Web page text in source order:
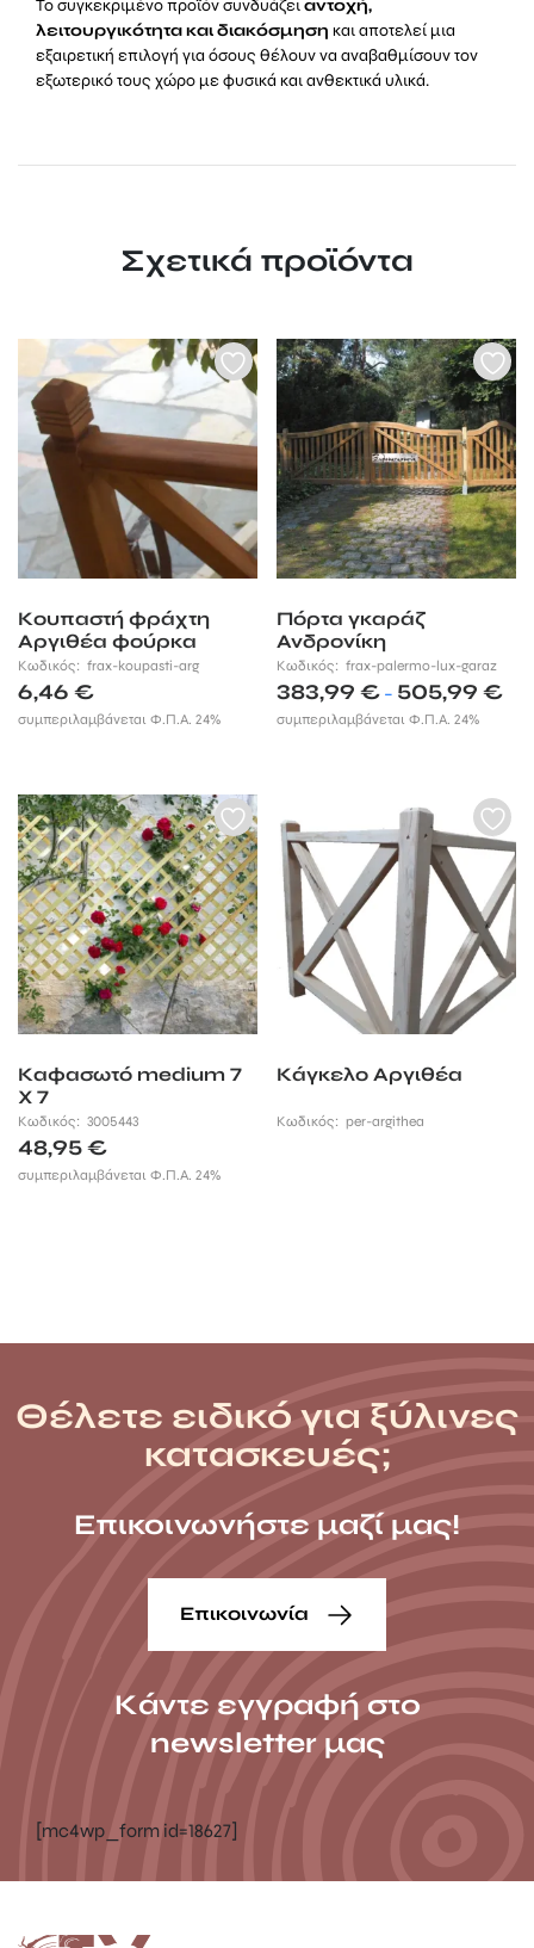
Το συγκεκριμένο προϊόν συνδυάζειαντοχή,
λειτουργικότητα και διακόσμηση και αποτελεί μια
εξαιρετική επιλογή για όσους θέλουν να αναβαθμίσουν τον
εξωτερικό τους χώρο με φυσικά και ανθεκτικά υλικά.
Σχετικά προϊόντα
Κουπαστή φράχτη
Αργιθέα φούρκα
Κωδικός: frax-koupasti-arg
6,46 €
συμπεριλαμβάνεται Φ.Π.Α. 24%
Πόρτα γκαράζ
Ανδρονίκη
Κωδικός:frax-palermo-lux-garaz
383,99€ – 505,99€
συμπεριλαμβάνεται Φ.Π.Α. 24%
Καφασωτό medium 7
X 7
Κωδικός: 3005443
48,95€
συμπεριλαμβάνεται Φ.Π.Α. 24%
Κάγκελο Αργιθέα
Κωδικός:per-argithea
Θέλετε ειδικό για ξύλινες
κατασκευές;
Επικοινωνήστε μαζί μας!
Επικοινωνία
Κάντε εγγραφή στο
newsletter μας
[mc4wp_form id=18627]